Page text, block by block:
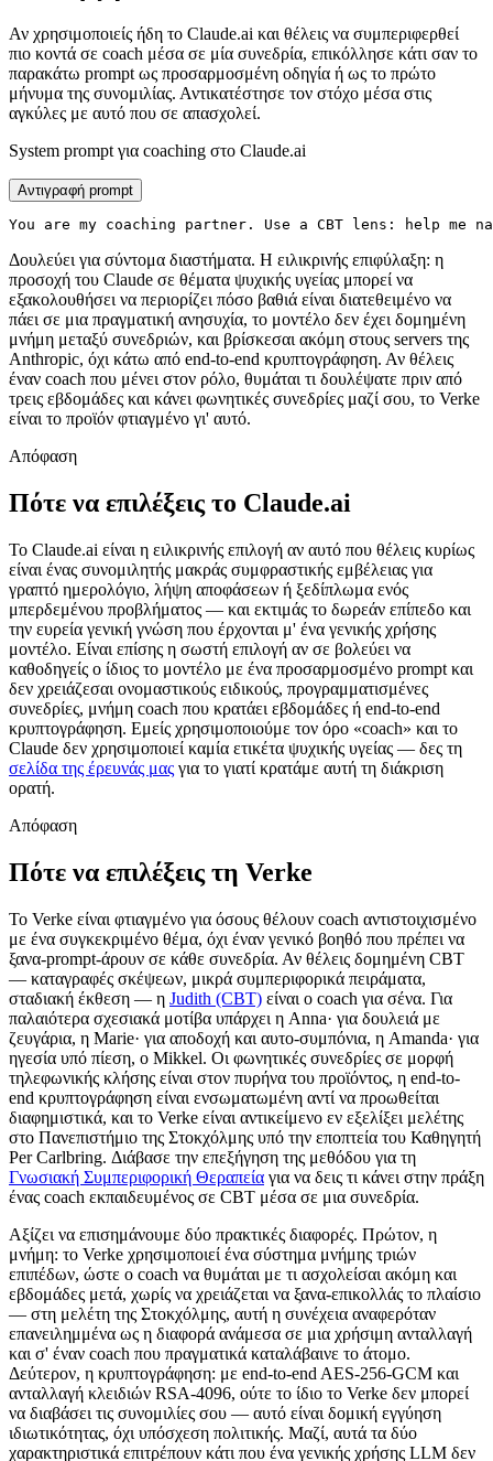
Αν χρησιμοποιείς ήδη το Claude.ai και θέλεις να συμπεριφερθεί
πιο κοντά σε coach μέσα σε μία συνεδρία, επικόλλησε κάτι σαν το
παρακάτω prompt ως προσαρμοσμένη οδηγία ή ως το πρώτο
μήνυμα της συνομιλίας. Αντικατέστησε τον στόχο μέσα στις
αγκύλες με αυτό που σε απασχολεί.
System prompt για coaching στο Claude.ai
Αντιγραφή prompt
You are my coaching partner. Use a CBT lens: help
Δουλεύει για σύντομα διαστήματα. Η ειλικρινής επιφύλαξη: η
προσοχή του Claude σε θέματα ψυχικής υγείας μπορεί να
εξακολουθήσει να περιορίζει πόσο βαθιά είναι διατεθειμένο να
πάει σε μια πραγματική ανησυχία, το μοντέλο δεν έχει δομημένη
μνήμη μεταξύ συνεδριών, και βρίσκεσαι ακόμη στους servers της
Anthropic, όχι κάτω από end-to-end κρυπτογράφηση. Αν θέλεις
έναν coach που μένει στον ρόλο, θυμάται τι δουλέψατε πριν από
τρεις εβδομάδες και κάνει φωνητικές συνεδρίες μαζί σου, το Verke
είναι το προϊόν φτιαγμένο γι' αυτό.
Απόφαση
Πότε να επιλέξεις το Claude.ai
Το Claude.ai είναι η ειλικρινής επιλογή αν αυτό που θέλεις κυρίως
είναι ένας συνομιλητής μακράς συμφραστικής εμβέλειας για
γραπτό ημερολόγιο, λήψη αποφάσεων ή ξεδίπλωμα ενός
μπερδεμένου προβλήματος — και εκτιμάς το δωρεάν επίπεδο και
την ευρεία γενική γνώση που έρχονται μ' ένα γενικής χρήσης
μοντέλο. Είναι επίσης η σωστή επιλογή αν σε βολεύει να
καθοδηγείς ο ίδιος το μοντέλο με ένα προσαρμοσμένο prompt και
δεν χρειάζεσαι ονομαστικούς ειδικούς, προγραμματισμένες
συνεδρίες, μνήμη coach που κρατάει εβδομάδες ή end-to-end
κρυπτογράφηση. Εμείς χρησιμοποιούμε τον όρο «coach» και το
Claude δεν χρησιμοποιεί καμία ετικέτα ψυχικής υγείας — δες τη
σελίδα της έρευνάς μας για το γιατί κρατάμε αυτή τη διάκριση
ορατή.
Απόφαση
Πότε να επιλέξεις τη Verke
Το Verke είναι φτιαγμένο για όσους θέλουν coach αντιστοιχισμένο
με ένα συγκεκριμένο θέμα, όχι έναν γενικό βοηθό που πρέπει να
ξανα-prompt-άρουν σε κάθε συνεδρία. Αν θέλεις δομημένη CBT
— καταγραφές σκέψεων, μικρά συμπεριφορικά πειράματα,
σταδιακή έκθεση — η Judith (CBT) είναι ο coach για σένα. Για
παλαιότερα σχεσιακά μοτίβα υπάρχει η Anna· για δουλειά με
ζευγάρια, η Marie· για αποδοχή και αυτο-συμπόνια, η Amanda· για
ηγεσία υπό πίεση, ο Mikkel. Οι φωνητικές συνεδρίες σε μορφή
τηλεφωνικής κλήσης είναι στον πυρήνα του προϊόντος, η end-to-
end κρυπτογράφηση είναι ενσωματωμένη αντί να προωθείται
διαφημιστικά, και το Verke είναι αντικείμενο εν εξελίξει μελέτης
στο Πανεπιστήμιο της Στοκχόλμης υπό την εποπτεία του Καθηγητή
Per Carlbring. Διάβασε την επεξήγηση της μεθόδου για τη
Γνωσιακή Συμπεριφορική Θεραπεία για να δεις τι κάνει στην πράξη
ένας coach εκπαιδευμένος σε CBT μέσα σε μια συνεδρία.
Αξίζει να επισημάνουμε δύο πρακτικές διαφορές. Πρώτον, η
μνήμη: το Verke χρησιμοποιεί ένα σύστημα μνήμης τριών
επιπέδων, ώστε ο coach να θυμάται με τι ασχολείσαι ακόμη και
εβδομάδες μετά, χωρίς να χρειάζεται να ξανα-επικολλάς το πλαίσιο
— στη μελέτη της Στοκχόλμης, αυτή η συνέχεια αναφερόταν
επανειλημμένα ως η διαφορά ανάμεσα σε μια χρήσιμη ανταλλαγή
και σ' έναν coach που πραγματικά καταλάβαινε το άτομο.
Δεύτερον, η κρυπτογράφηση: με end-to-end AES-256-GCM και
ανταλλαγή κλειδιών RSA-4096, ούτε το ίδιο το Verke δεν μπορεί
να διαβάσει τις συνομιλίες σου — αυτό είναι δομική εγγύηση
ιδιωτικότητας, όχι υπόσχεση πολιτικής. Μαζί, αυτά τα δύο
χαρακτηριστικά επιτρέπουν κάτι που ένα γενικής χρήσης LLM δεν